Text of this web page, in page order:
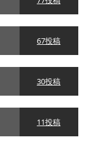
67投稿
30投稿
11投稿